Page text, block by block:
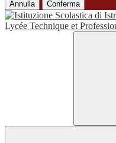
Annulla Conferma